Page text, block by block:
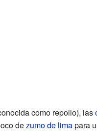
como repollo), las
dezumo de limapara